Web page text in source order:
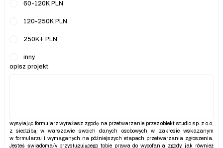
60-120K PLN
120-250K PLN
250K+ PLN
inny
opisz projekt
wysyłając formularz wyrażasz zgodę na przetwarzanie przez obiekt studio sp. z o.o.
z siedzibą w warszawie swoich danych osobowych w zakresie wskazanym
w formularzu i wymaganych na późniejszych etapach przetwarzania zgłoszenia.
Jesteś świadoma/y przysługującego tobie prawa do wycofania zgody, jak również